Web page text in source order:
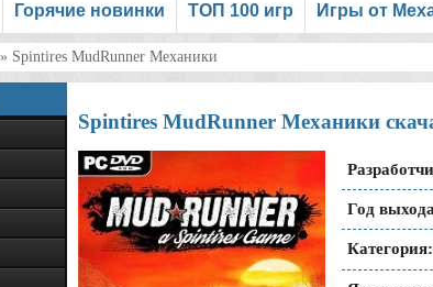
Горячие новинки ТОП 100 игр Игры от
» Spintires MudRunner Механики
Spintires MudRunner Механики
Год
Категория: